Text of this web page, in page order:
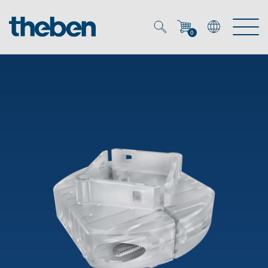
0
Smart Home
Präsenzmelder & Bewegungsmelder
OEM-Lösungen
Ansprechpartner OEM
OEM-Referenzen
Zeit- und Lichtsteuerung
DALI-2 Lichtsteuerung
Downloads
Unternehmen